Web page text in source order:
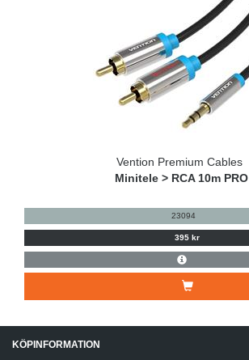
Vention Premium Cables
Minitele > RCA 10m PRO
23094
395 kr
KÖPINFORMATION